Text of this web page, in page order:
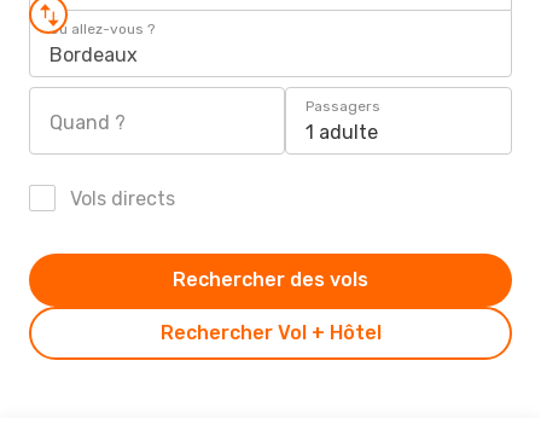
Où allez-vous ?
Bordeaux
Quand ?
Passagers
1 adulte
Vols directs
Rechercher Vol + Hôtel
Rechercher des vols